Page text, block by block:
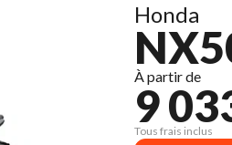
Honda
À partir de
9
Tous frais inclus